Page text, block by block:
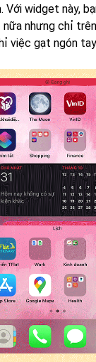
Với widget này,
nhưng chỉ
việc gạt ngón